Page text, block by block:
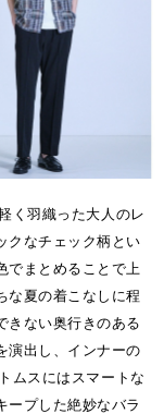
く羽織った大人のレ
クなチェック柄とい
でまとめることで上
な夏の着こなしに程
きない奥行きのある
演出し、インナーの
ムスにはスマートな
ープした絶妙なバラ